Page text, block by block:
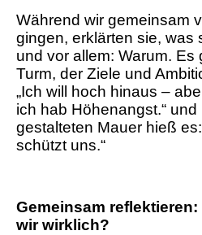
Während wir gemeinsam
gingen, erklärten sie, was
und vor allem: Warum. Es
Turm, der Ziele und
„Ich will hoch hinaus –
ich hab Höhenangst.“
gestalteten Mauer hieß
schützt uns.“
Gemeinsam
wir wirklich?